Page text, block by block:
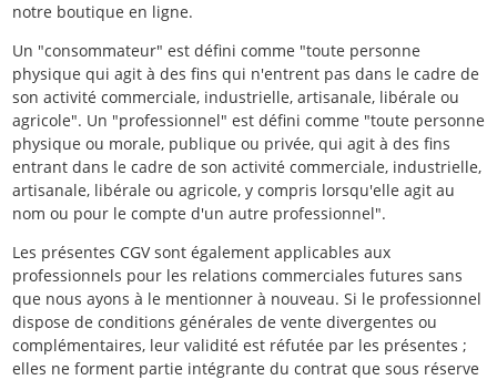
notre boutique en ligne.
Un "consommateur" est défini comme "toute personne
physique qui agit à des fins qui n'entrent pas dans le cadre de
son activité commerciale, industrielle, artisanale, libérale ou
agricole". Un "professionnel" est défini comme "toute personne
physique ou morale, publique ou privée, qui agit à des fins
entrant dans le cadre de son activité commerciale, industrielle,
artisanale, libérale ou agricole, y compris lorsqu'elle agit au
nom ou pour le compte d'un autre professionnel".
Les présentes CGV sont également applicables aux
professionnels pour les relations commerciales futures sans
que nous ayons à le mentionner à nouveau. Si le professionnel
dispose de conditions générales de vente divergentes ou
complémentaires, leur validité est réfutée par les présentes ;
elles ne forment partie intégrante du contrat que sous réserve